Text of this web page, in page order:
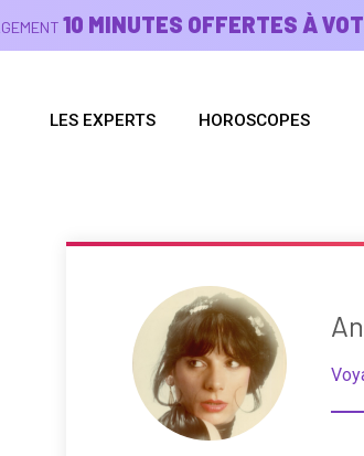
10 MINUTES OFFERTES À
LES EXPERTS HOROSCOPES